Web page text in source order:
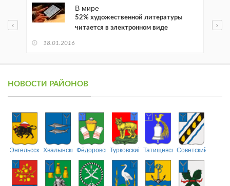
В мире
52% художественной литературы
читается в электронном виде
18.01.2016
НОВОСТИ РАЙОНОВ
ЭнгельсскийХвалынскийФёдоровскийТурковский ТатищевскийСоветский